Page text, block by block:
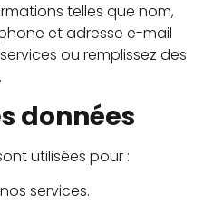
telles que nom,
et adresse e-mail
ou remplissez des
données
utilisées pour :
services.